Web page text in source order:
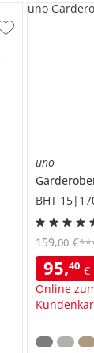
uno
BHT
95,40 €
Online
159,00 €
uno